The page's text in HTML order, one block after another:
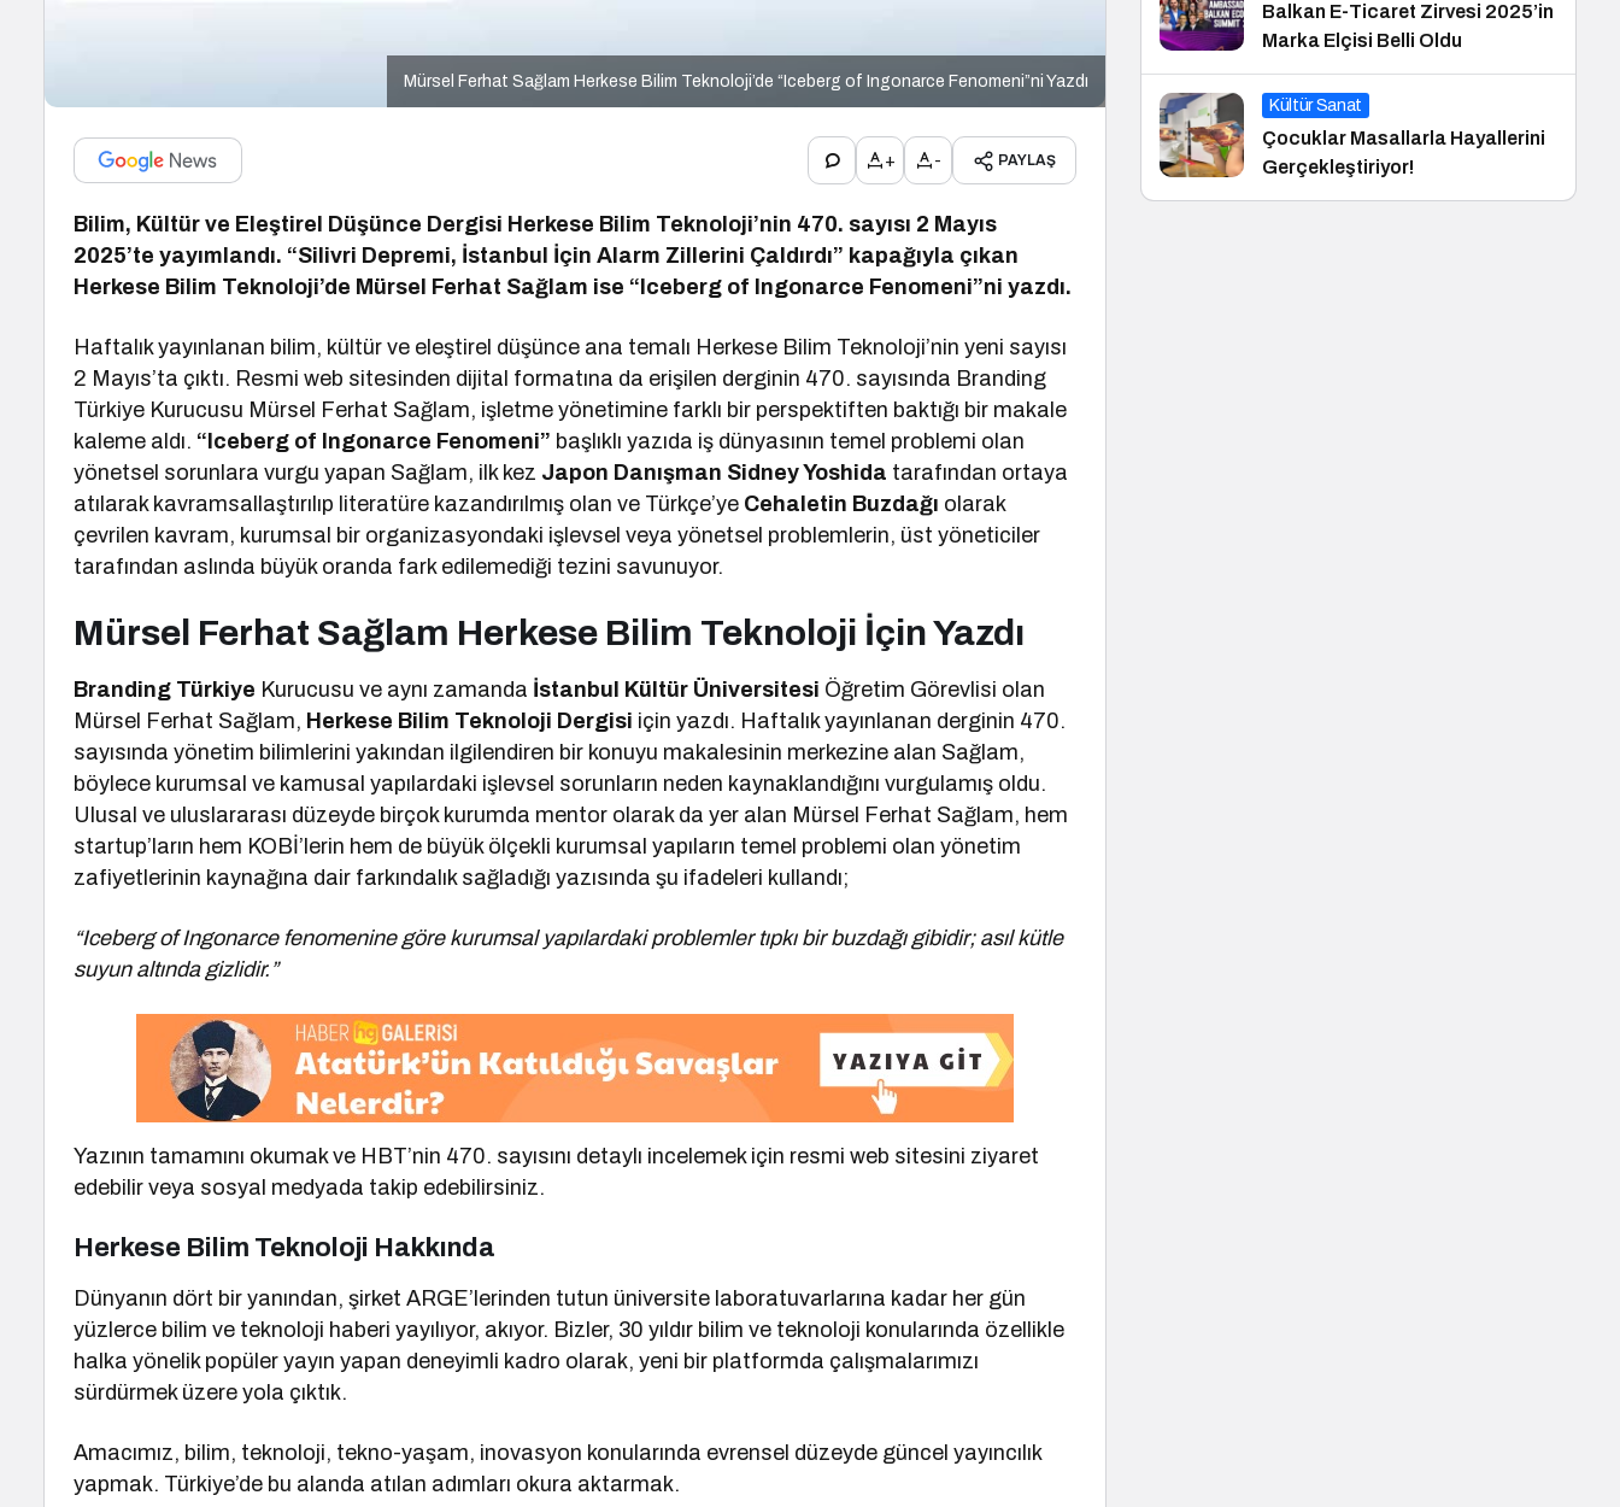
Mürsel Ferhat Sağlam Herkese Bilim Teknoloji’de “Iceberg of Ingonarce Fenomeni”ni Yazdı
+ - PAYLAŞ
Bilim, Kültür ve Eleştirel Düşünce Dergisi Herkese Bilim Teknoloji’nin 470. sayısı 2 Mayıs
2025’te yayımlandı. “Silivri Depremi, İstanbul İçin Alarm Zillerini Çaldırdı” kapağıyla çıkan
Herkese Bilim Teknoloji’de Mürsel Ferhat Sağlam ise “Iceberg of Ingonarce Fenomeni”ni yazdı.
Haftalık yayınlanan bilim, kültür ve eleştirel düşünce ana temalı Herkese Bilim Teknoloji’nin yeni sayısı
2 Mayıs’ta çıktı. Resmi web sitesinden dijital formatına da erişilen derginin 470. sayısında Branding
Türkiye Kurucusu Mürsel Ferhat Sağlam, işletme yönetimine farklı bir perspektiften baktığı bir makale
kaleme aldı. “Iceberg of Ingonarce Fenomeni” başlıklı yazıda iş dünyasının temel problemi olan
yönetsel sorunlara vurgu yapan Sağlam, ilk kez Japon Danışman Sidney Yoshida tarafından ortaya
atılarak kavramsallaştırılıp literatüre kazandırılmış olan ve Türkçe’ye Cehaletin Buzdağı olarak
çevrilen kavram, kurumsal bir organizasyondaki işlevsel veya yönetsel problemlerin, üst yöneticiler
tarafından aslında büyük oranda fark edilemediği tezini savunuyor.
Mürsel Ferhat Sağlam Herkese Bilim Teknoloji İçin Yazdı
Branding Türkiye Kurucusu ve aynı zamanda İstanbul Kültür Üniversitesi Öğretim Görevlisi olan
Mürsel Ferhat Sağlam, Herkese Bilim Teknoloji Dergisi için yazdı. Haftalık yayınlanan derginin 470.
sayısında yönetim bilimlerini yakından ilgilendiren bir konuyu makalesinin merkezine alan Sağlam,
böylece kurumsal ve kamusal yapılardaki işlevsel sorunların neden kaynaklandığını vurgulamış oldu.
Ulusal ve uluslararası düzeyde birçok kurumda mentor olarak da yer alan Mürsel Ferhat Sağlam, hem
startup’ların hem KOBİ’lerin hem de büyük ölçekli kurumsal yapıların temel problemi olan yönetim
zafiyetlerinin kaynağına dair farkındalık sağladığı yazısında şu ifadeleri kullandı;
“Iceberg of Ingonarce fenomenine göre kurumsal yapılardaki problemler tıpkı bir buzdağı gibidir; asıl kütle
suyun altında gizlidir.”
Yazının tamamını okumak ve HBT’nin 470. sayısını detaylı incelemek için resmi web sitesini ziyaret
edebilir veya sosyal medyada takip edebilirsiniz.
Herkese Bilim Teknoloji Hakkında
Dünyanın dört bir yanından, şirket ARGE’lerinden tutun üniversite laboratuvarlarına kadar her gün
yüzlerce bilim ve teknoloji haberi yayılıyor, akıyor. Bizler, 30 yıldır bilim ve teknoloji konularında özellikle
halka yönelik popüler yayın yapan deneyimli kadro olarak, yeni bir platformda çalışmalarımızı
sürdürmek üzere yola çıktık.
Amacımız, bilim, teknoloji, tekno-yaşam, inovasyon konularında evrensel düzeyde güncel yayıncılık
yapmak. Türkiye’de bu alanda atılan adımları okura aktarmak.
Balkan E-Ticaret Zirvesi 2025’in
Marka Elçisi Belli Oldu
Kültür Sanat
Çocuklar Masallarla Hayallerini
Gerçekleştiriyor!